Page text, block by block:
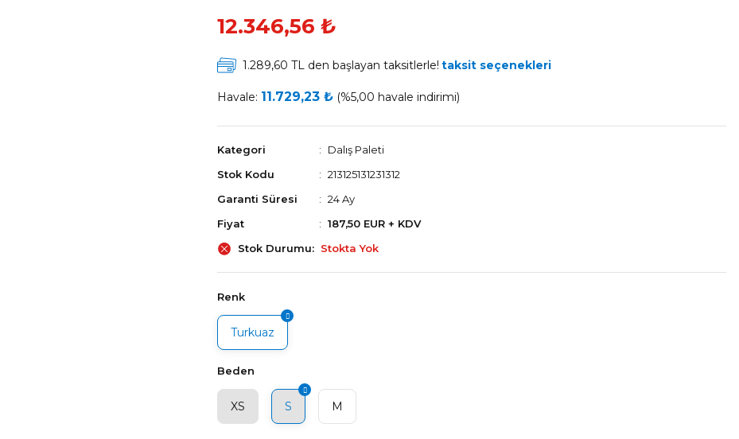
12.346,56 ₺
1.289,60 TL den başlayan taksitlerle! taksit seçenekleri
Havale: 11.729,23 ₺ (%5,00 havale indirimi)
Kategori
Dalış Paleti
Stok Kodu
213125131231312
Garanti Süresi
24 Ay
Fiyat
187,50 EUR + KDV
Stok Durumu
Stokta Yok
Renk
Turkuaz
Beden
XS S M